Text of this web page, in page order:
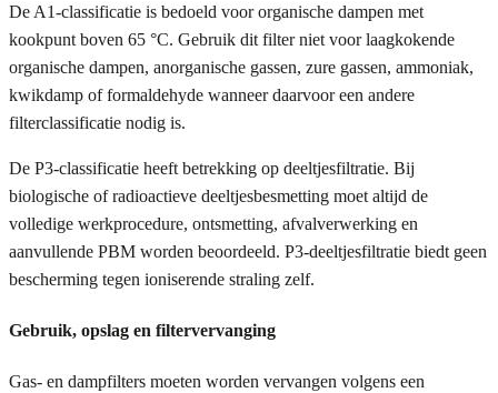
De A1-classificatie is bedoeld voor organische dampen met
kookpunt boven 65 °C. Gebruik dit filter niet voor laagkokende
organische dampen, anorganische gassen, zure gassen, ammoniak,
kwikdamp of formaldehyde wanneer daarvoor een andere
filterclassificatie nodig is.
De P3-classificatie heeft betrekking op deeltjesfiltratie. Bij
biologische of radioactieve deeltjesbesmetting moet altijd de
volledige werkprocedure, ontsmetting, afvalverwerking en
aanvullende PBM worden beoordeeld. P3-deeltjesfiltratie biedt geen
bescherming tegen ioniserende straling zelf.
Gebruik, opslag en filtervervanging
Gas- en dampfilters moeten worden vervangen volgens een